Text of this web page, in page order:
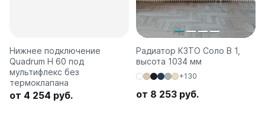
Нижнее подключение
Quadrum H 60 под
мультифлекс без
термоклапана
от 4 254 руб.
Радиатор КЗТО Соло В 1,
высота 1034 мм
+130
от 8 253 руб.